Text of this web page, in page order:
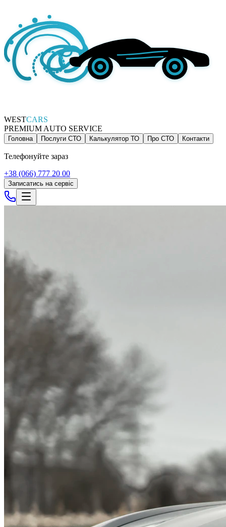
WESTCARS
PREMIUM AUTO SERVICE
Головна Послуги СТО Калькулятор ТО Про СТО Контакти
Телефонуйте зараз
+38 (066) 777 20 00
Записатись на сервіс